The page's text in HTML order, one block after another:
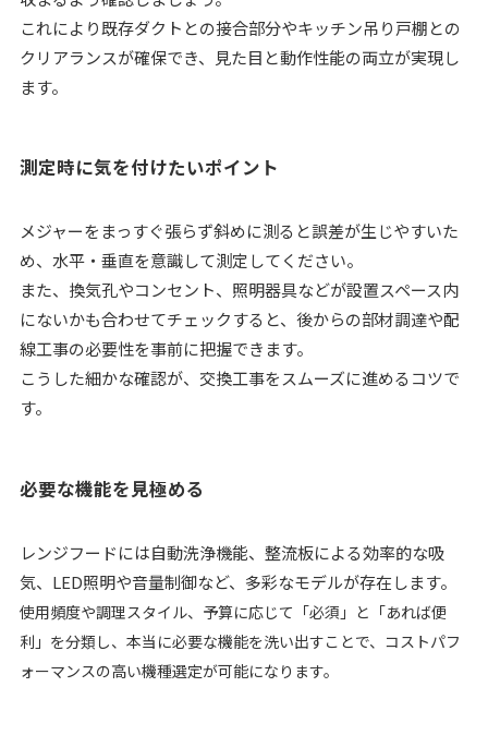
これにより既存ダクトとの接合部分やキッチン吊り戸棚との
クリアランスが確保でき、見た目と動作性能の両立が実現し
ます。
測定時に気を付けたいポイント
メジャーをまっすぐ張らず斜めに測ると誤差が生じやすいた
め、水平・垂直を意識して測定してください。
また、換気孔やコンセント、照明器具などが設置スペース内
にないかも合わせてチェックすると、後からの部材調達や配
線工事の必要性を事前に把握できます。
こうした細かな確認が、交換工事をスムーズに進めるコツで
す。
必要な機能を見極める
レンジフードには自動洗浄機能、整流板による効率的な吸
気、LED照明や音量制御など、多彩なモデルが存在します。
使用頻度や調理スタイル、予算に応じて「必須」と「あれば便
利」を分類し、本当に必要な機能を洗い出すことで、コストパフ
ォーマンスの高い機種選定が可能になります。